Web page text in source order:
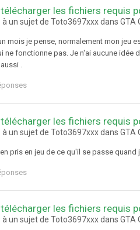
les fichiers requis
un sujet de Toto3697xxx dans GTA
mois je pense, normalement mon jeu
ne fonctionne pas. Je n'ai aucune
.
les fichiers requis
un sujet de Toto3697xxx dans GTA
pris en jeu de ce qu'il se passe
les fichiers requis
un sujet de Toto3697xxx dans GTA